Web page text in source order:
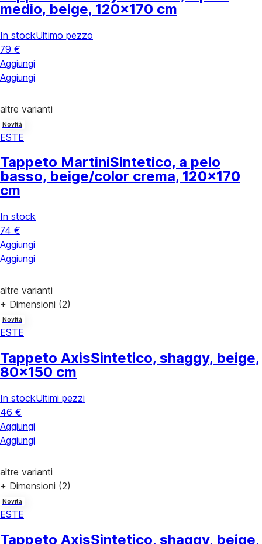
medio, beige, 120x170 cm
In stockUltimo pezzo
79 €
Aggiungi
Aggiungi
altre varianti
Novità
ESTE
Tappeto MartiniSintetico, a pelo
basso, beige/color crema, 120x170
cm
In stock
74 €
Aggiungi
Aggiungi
altre varianti
+ Dimensioni (2)
Novità
ESTE
Tappeto AxisSintetico, shaggy, beige,
80x150 cm
In stockUltimi pezzi
46 €
Aggiungi
Aggiungi
altre varianti
+ Dimensioni (2)
Novità
ESTE
Tappeto AxisSintetico, shaggy, beige,